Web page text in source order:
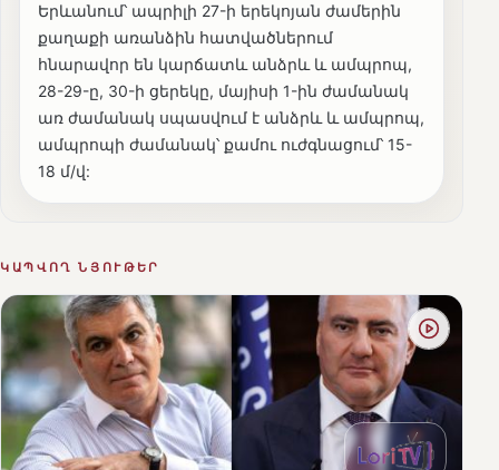
Երևանում՝ ապրիլի 27-ի երեկոյան ժամերին
քաղաքի առանձին հատվածներում
հնարավոր են կարճատև անձրև և ամպրոպ,
28-29-ը, 30-ի ցերեկը, մայիսի 1-ին ժամանակ
առ ժամանակ սպասվում է անձրև և ամպրոպ,
ամպրոպի ժամանակ՝ քամու ուժգնացում՝ 15-
18 մ/վ:
ԿԱՊՎՈՂ ՆՅՈՒԹԵՐ